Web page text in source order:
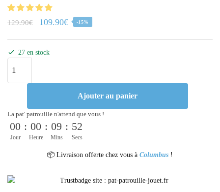
129.90€ 109.90€ -15%
27 en stock
Ajouter au panier
La pat' patrouille n'attend que vous !
00
Jour
: 00
Heure
: 09
Mins
: 52
Secs
📦 Livraison offerte chez vous à Columbus !